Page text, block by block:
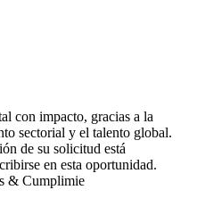
con impacto, gracias a la
sectorial y el talento global.
de su solicitud está
en esta oportunidad.
& Cumplimie